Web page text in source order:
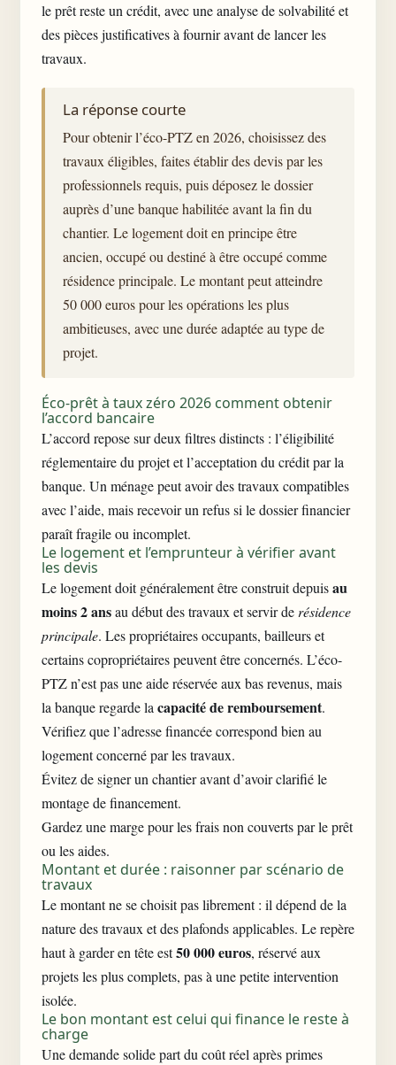
le prêt reste un crédit, avec une analyse de solvabilité et
des pièces justificatives à fournir avant de lancer les
travaux.
La réponse courte
Pour obtenir l’éco-PTZ en 2026, choisissez des
travaux éligibles, faites établir des devis par les
professionnels requis, puis déposez le dossier
auprès d’une banque habilitée avant la fin du
chantier. Le logement doit en principe être
ancien, occupé ou destiné à être occupé comme
résidence principale. Le montant peut atteindre
50 000 euros pour les opérations les plus
ambitieuses, avec une durée adaptée au type de
projet.
Éco-prêt à taux zéro 2026 comment obtenir
l’accord bancaire
L’accord repose sur deux filtres distincts : l’éligibilité
réglementaire du projet et l’acceptation du crédit par la
banque. Un ménage peut avoir des travaux compatibles
avec l’aide, mais recevoir un refus si le dossier financier
paraît fragile ou incomplet.
Le logement et l’emprunteur à vérifier avant
les devis
Le logement doit généralement être construit depuisau
moins 2 ansau début des travaux et servir de résidence
principale. Les propriétaires occupants, bailleurs et
certains copropriétaires peuvent être concernés. L’éco-
PTZ n’est pas une aide réservée aux bas revenus, mais
la banque regarde la capacité de remboursement.
Vérifiez que l’adresse financée correspond bien au
logement concerné par les travaux.
Évitez de signer un chantier avant d’avoir clarifié le
montage de financement.
Gardez une marge pour les frais non couverts par le prêt
ou les aides.
Montant et durée : raisonner par scénario de
travaux
Le montant ne se choisit pas librement : il dépend de la
nature des travaux et des plafonds applicables. Le repère
haut à garder en tête est50 000 euros, réservé aux
projets les plus complets, pas à une petite intervention
isolée.
Le bon montant est celui qui finance le reste à
charge
Une demande solide part du coût réel après primes